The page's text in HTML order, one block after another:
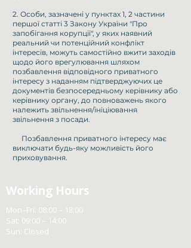
2. Особи, зазначені у пунктах 1, 2 частини
першої статті 3 Закону України "Про
запобігання корупції", у яких наявний
реальний чи потенційний конфлікт
інтересів, можуть самостійно вжити заходів
щодо його врегулювання шляхом
позбавлення відповідного приватного
інтересу з наданням підтверджуючих це
документів безпосередньому керівнику або
керівнику органу, до повноважень якого
належить звільнення/ініціювання
звільнення з посади.
Позбавлення приватного інтересу має
виключати будь-яку можливість його
приховування.
Working Hours
Mon–Fri: 08:00 – 18:00
Sat: 09:00 – 14:00
Sun: Closed